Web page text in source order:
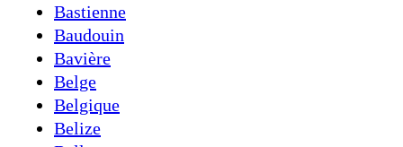
Bastienne
Baudouin
Bavière
Belge
Belgique
Belize